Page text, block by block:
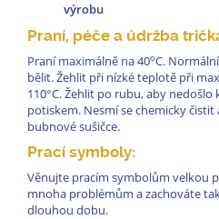
výrobu
Praní, péče a údržba
Praní maximálně na 40oC.
bělit. Žehlit při nízké teplotě při
110°C. Žehlit po rubu, aby nedošlo
potiskem. Nesmí se chemicky čistit
bubnové sušičce.
Prací symboly:
Věnujte pracím symbolům velkou
mnoha problémům a zachováte
dlouhou dobu.